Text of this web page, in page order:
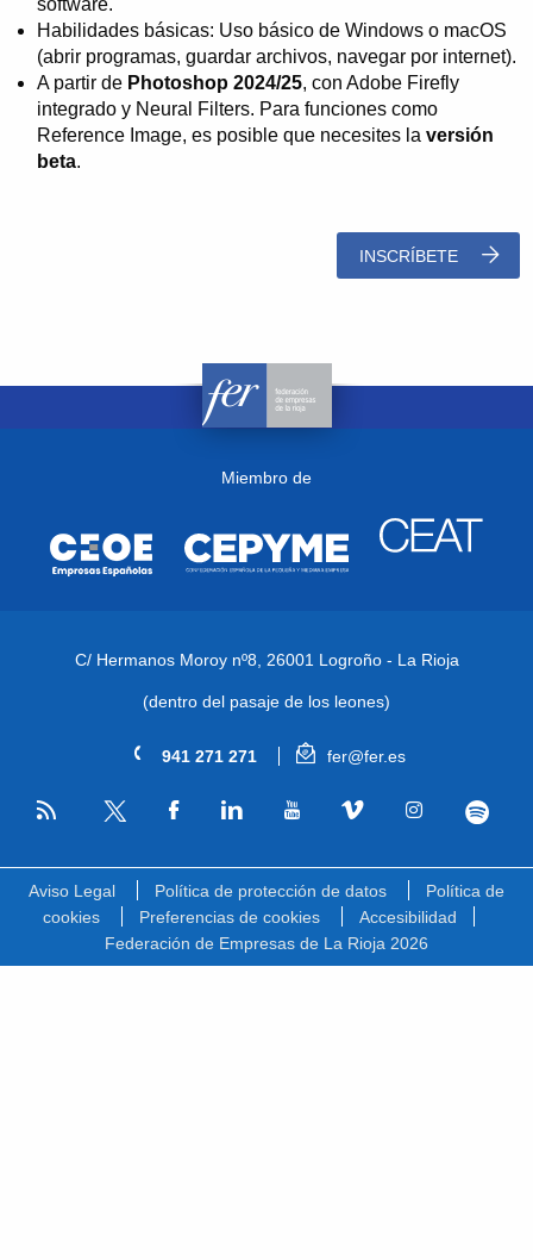
Habilidades básicas: Uso básico de Windows o macOS
(abrir programas, guardar archivos, navegar por internet).
A partir de Photoshop 2024/25, con Adobe Firefly
integrado y Neural Filters. Para funciones como
Reference Image, es posible que necesites laversión
beta.
INSCRÍBETE
Miembro de
C/ Hermanos Moroy nº8, 26001 Logroño - La Rioja
(dentro del pasaje de los leones)
941 271 271 fer@fer.es
RSS
Aviso Legal Política de protección de datos
Política de
cookies
Preferencias de cookies
Accesibilidad
Federación de Empresas de La Rioja 2026